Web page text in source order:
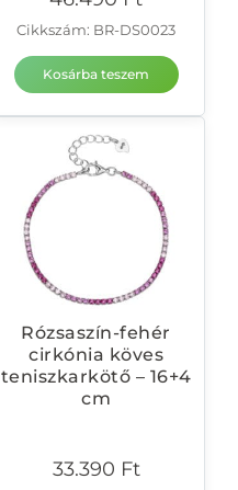
Cikkszám: BR-DS0023
Kosárba teszem
Rózsaszín-fehér
cirkónia köves
teniszkarkötő – 16+4
cm
33.390 Ft